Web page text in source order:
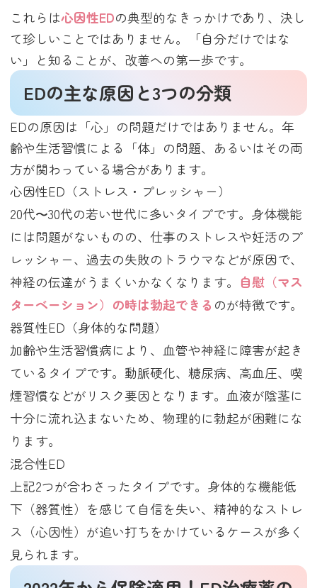
これらは心因性EDの典型的なきっかけであり、決し
て珍しいことではありません。「自分だけではな
い」と知ることが、改善への第一歩です。
EDの主な原因と3つの分類
EDの原因は「心」の問題だけではありません。年
齢や生活習慣による「体」の問題、あるいはその両
方が関わっている場合があります。
心因性ED（ストレス・プレッシャー）
20代〜30代の若い世代に多いタイプです。身体機能
には問題がないものの、仕事のストレスや妊活のプ
レッシャー、過去の失敗のトラウマなどが原因で、
神経の伝達がうまくいかなくなります。 自慰（マス
ターベーション）の時は勃起できる のが特徴です。
器質性ED（身体的な問題）
加齢や生活習慣病により、血管や神経に障害が起き
ているタイプです。動脈硬化、糖尿病、高血圧、喫
煙習慣などがリスク要因となります。血液が陰茎に
十分に流れ込まないため、物理的に勃起が困難にな
ります。
混合性ED
上記2つが合わさったタイプです。身体的な機能低
下（器質性）を感じて自信を失い、精神的なストレ
ス（心因性）が追い打ちをかけているケースが多く
見られます。